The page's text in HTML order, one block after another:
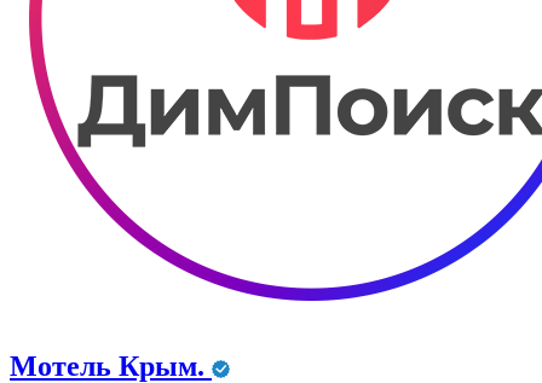
Мотель Крым.